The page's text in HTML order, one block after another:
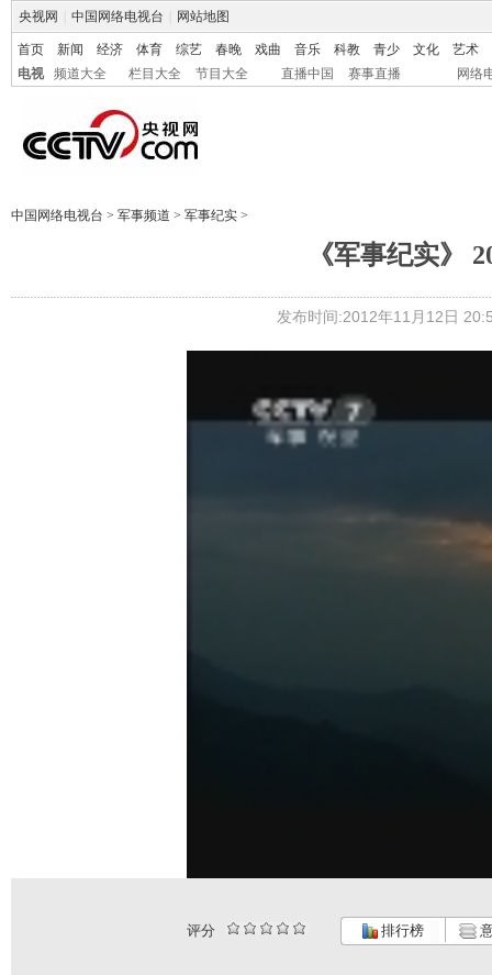
央视网 中国网络电视台 网站地图
首页 新闻 经济 体育 综艺 春晚 戏曲 音乐 科教 青少 文化
艺术
电视
频道大全 栏目大全 节目大全 直播中国 赛事直播 网络
中国网络电视台 > 军事频道 > 军事纪实 >
《军事纪实》
发布时间:2012年11月12日
评分 排行榜